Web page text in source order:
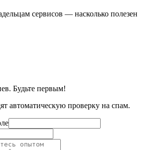
сервисов — насколько полезен
Будьте первым!
автоматическую проверку на спам.